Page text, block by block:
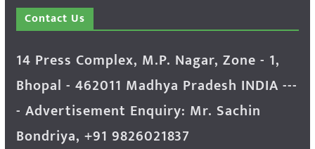
Contact Us
14 Press Complex, M.P. Nagar, Zone - 1,
Bhopal - 462011 Madhya Pradesh INDIA ---
- Advertisement Enquiry: Mr. Sachin
Bondriya, +91 9826021837